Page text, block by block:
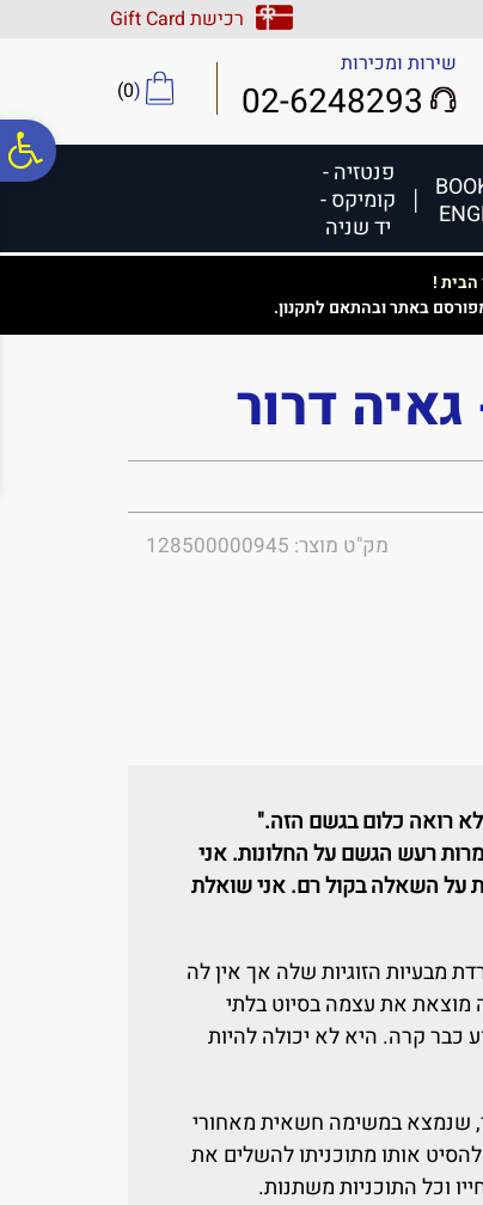
נגישות
אתר
המרכזי
רכישת Gift Card
שירות ומכירות
02-6248293
(
0
)
פנטזיה -
קומיקס -
יד שניה
!
באתר ובהתאם לתקנון.
דרור
מק"ט מוצר: 128500000945
רואה כלום בגשם הזה."
רעש הגשם על החלונות. אני
על השאלה בקול רם. אני שואלת
מבעיות הזוגיות שלה אך אין לה
מוצאת את עצמה בסיוט בלתי
כבר קרה. היא לא יכולה להיות
שנמצא במשימה חשאית מאחורי
אותו מתוכניתו להשלים את
וכל התוכניות משתנות.